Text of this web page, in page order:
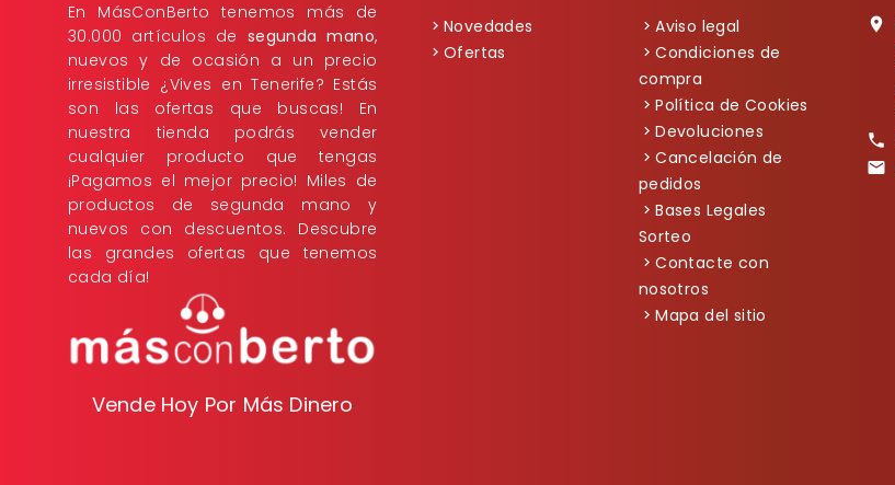
En MásConBerto tenemos más de
30.000 artículos de segunda mano,
nuevos y de ocasión a un precio
irresistible ¿Vives en Tenerife? Estás
son las ofertas que buscas! En
nuestra tienda podrás vender
cualquier producto que tengas
¡Pagamos el mejor precio! Miles de
productos de segunda mano y
nuevos con descuentos. Descubre
las grandes ofertas que tenemos
cada día!
Vende Hoy Por Más Dinero
Novedades
Ofertas
Aviso legal
Condiciones de
compra
Política de Cookies
Devoluciones
Cancelación de
pedidos
Bases Legales
Sorteo
Contacte con
nosotros
Mapa del sitio


